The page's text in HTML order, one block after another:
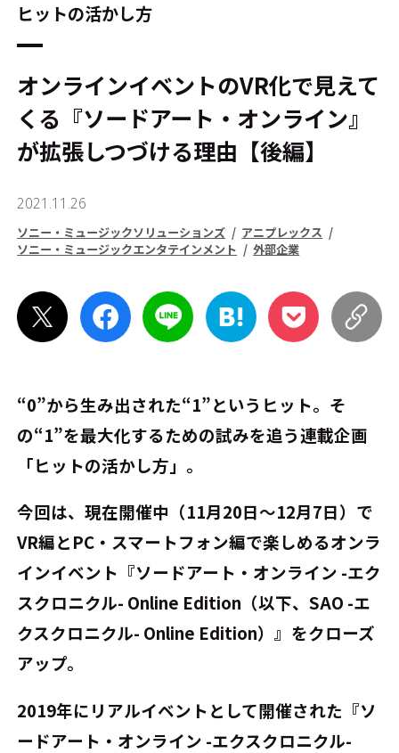
ヒットの活かし方
オンラインイベントのVR化で見えて
くる『ソードアート・オンライン』
が拡張しつづける理由【後編】
2021.11.26
ソニー・ミュージックソリューションズ
アニプレックス
ソニー・ミュージックエンタテインメント
外部企業
“0”から生み出された“1”というヒット。そ
の“1”を最大化するための試みを追う連載企画
「ヒットの活かし方」。
今回は、現在開催中（11月20日～12月7日）で
VR編とPC・スマートフォン編で楽しめるオンラ
インイベント『ソードアート・オンライン -エク
スクロニクル- Online Edition（以下、SAO -エ
クスクロニクル- Online Edition）』をクローズ
アップ。
2019年にリアルイベントとして開催された『ソ
ードアート・オンライン -エクスクロニクル-